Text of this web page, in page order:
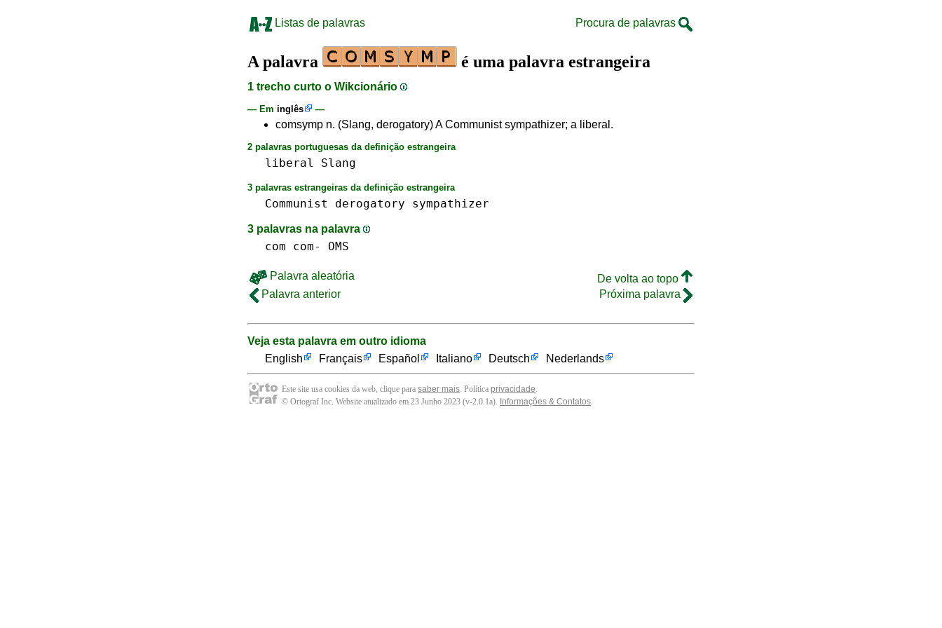
Listas de palavras Procura de palavras
A palavra é uma palavra estrangeira
1 trecho curto o Wikcionário
— Em inglês —
comsymp n. (Slang, derogatory) A Communist sympathizer; a liberal.
2 palavras portuguesas da definição estrangeira
liberal Slang
3 palavras estrangeiras da definição estrangeira
Communist derogatory sympathizer
3 palavras na palavra
com com- OMS
Palavra aleatória
De volta ao topo
Palavra anterior
Próxima palavra
Veja esta palavra em outro idioma
English
Français Español Italiano Deutsch Nederlands
Este site usa cookies da web, clique para saber mais. Política privacidade.
© Ortograf Inc. Website atualizado em 23 Junho 2023 (v-2.0.1a). Informações & Contatos.